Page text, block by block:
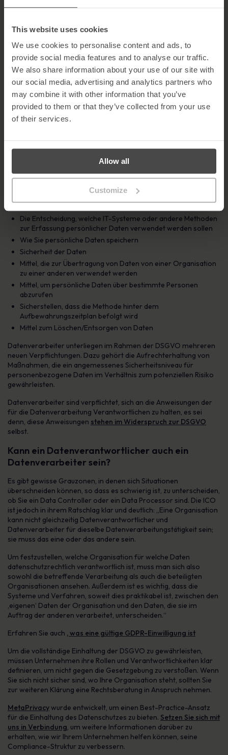
This website uses cookies
We use cookies to personalise content and ads, to
provide social media features and to analyse our traffic.
We also share information about your use of our site with
our social media, advertising and analytics partners who
may combine it with other information that you’ve
provided to them or that they’ve collected from your use
of their services.
Allow all
Customize
Wenn eine Person, eine Organisation, eine Agentur oder eine
andere Einrichtung im Auftrag eines Datenverantwortlichen
handelt, wird sie als Datenverarbeiter betrachtet.
Beispiele für einen Datenverarbeiter sind:
Eine externe Agentur (z.B. ein Unternehmen, das für die
Entsorgung von Kundendaten zuständig ist)
Lesen Sie auch denDummies-Leitfaden zur ePrivacy-
Zu den Aufgaben des Datenverarbeiters gehören:
Die Entscheidung, welche IT-Systeme oder andere Methoden
zur Erfassung persönlicher Daten verwendet werden sollen
Wie Sie persönliche Daten speichern
Sicherheit der Daten
Mittel, die zur Übertragung von Daten von einer Organisation
zu einer anderen verwendet werden
Mittel, um persönliche Daten über bestimmte Personen
abzurufen
Sicherstellen, dass die Methode hinter dem
Aufbewahrungszeitplan befolgt wird
Mittel zum Löschen/Entsorgen von Daten
Datenverarbeiter unterliegen im Rahmen der DSGVO mehreren
neuen Verpflichtungen. Dazu gehört die Aufrechterhaltung von
Maßnahmen, die ein angemessenes Sicherheitsniveau für
personenbezogene Daten im Verhältnis zum potenziellen Risiko
gewährleisten.
Datenverarbeiter sind verpflichtet, sich an die Anweisungen der
für die Datenverarbeitung Verantwortlichen zu halten, es sei
denn, diese Anweisungen stehen im Widerspruch zur DSGVO
selbst.
Kann ein Datenverantwortlicher auch ein
Datenverarbeiter sein?
Es gibt gewisse Grauzonen, in denen sich Situationen
überschneiden können, so dass es schwierig ist, zu unterscheiden,
ob Sie ein Data Controller oder ein Data Processor sind. Die ICO
ist jedoch in ihrem Ratschlag klar und deutlich: „Eine Organisation
kann nicht gleichzeitig Datenverantwortlicher und
Datenverarbeiter für dieselbe Datenverarbeitungstätigkeit sein;
sie muss das eine oder das andere sein.
Um festzustellen, welche Organisation für welche Daten
datenschutzrechtlich verantwortlich ist, muss man sich also
sowohl die betreffende Verarbeitung als auch die beteiligten
Organisationen ansehen. Außerdem ist es wichtig, dass die
Systeme und Verfahren, soweit dies praktikabel ist, zwischen den
‚eigenen‘ Daten der Organisation und den Daten, die sie im
Auftrag der anderen verarbeitet, unterscheiden.“
Erfahren Sie auch , was eine gültige GDPR-Einwilligung ist
Um die vollständige Einhaltung der DSGVO zu gewährleisten,
müssen Unternehmen ihre Rollen und Verantwortlichkeiten klar
definieren, um nicht gegen die Gesetzgebung zu verstoßen. Wenn
Sie sich nicht sicher sind, wo Ihre Organisation steht, sollten Sie
zur weiteren Klärung eine Rechtsberatung in Anspruch nehmen.
MetaPrivacywurde entwickelt, um einen Best-Practice-Ansatz
für die Einhaltung des Datenschutzes zu bieten. Setzen Sie sich mit
uns in Verbindung, um weitere Informationen darüber zu
erhalten, wie wir Ihrem Unternehmen helfen können, seine
Compliance-Struktur zu verbessern.